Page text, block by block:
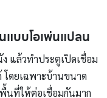
บบโอเพ่นแปลน
แล้วทำประตูเปิดเชื่อม
โดยเฉพาะบ้านขนาด
นที่ให้ต่อเชื่อมกันมาก